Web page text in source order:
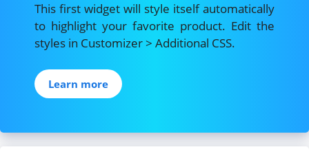
This first widget will style itself automatically
to highlight your favorite product. Edit the
styles in Customizer > Additional CSS.
Learn more